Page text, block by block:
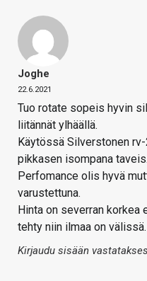
Joghe
22.6.2021
Tuo rotate sopeis hyvin
liitännät ylhäällä.
Käytössä Silverstonen
pikkasen isompana taveis.
Perfomance olis hyvä
varustettuna.
Hinta on severran
tehty niin ilmaa on välissä.
Kirjaudu sisään